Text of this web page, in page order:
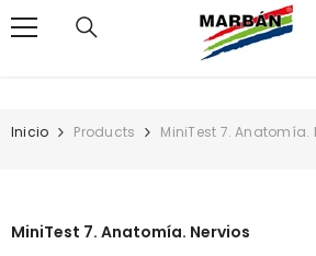
Inicio Products MiniTest 7. Anatomía.
MiniTest 7. Anatomía. Nervios